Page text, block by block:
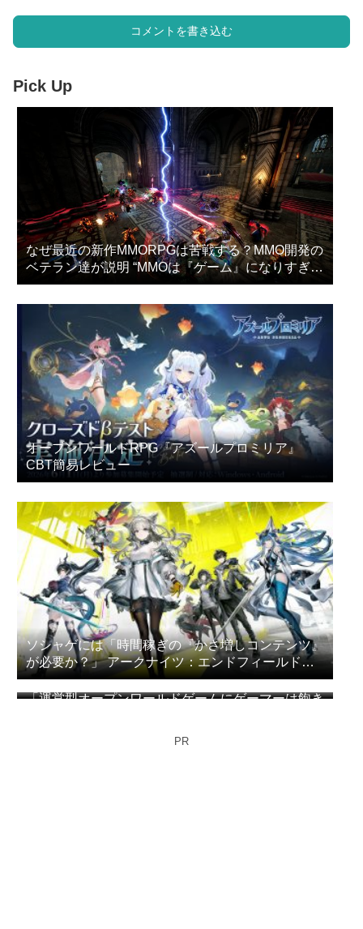
コメントを書き込む
Pick Up
なぜ最近の新作MMORPGは苦戦する？MMO開発の
ベテラン達が説明 “MMOは『ゲーム』になりすぎ
た”
オープンワールドRPG『アズールプロミリア』
CBT簡易レビュー
ソシャゲには「時間稼ぎの『かさ増しコンテンツ』
が必要か？」 アークナイツ：エンドフィールドの
プレイヤー達が議論
「運営型オープンワールドゲームにゲーマーは飽き
PR